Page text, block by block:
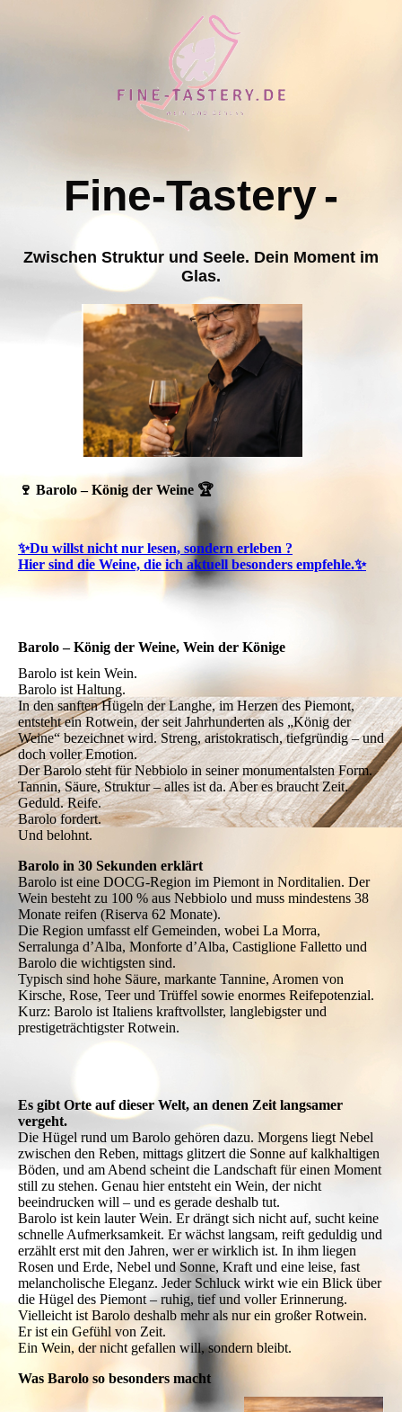
Fine-Tastery-
Zwischen Struktur und Seele. Dein Moment im
Glas.
🍷 Barolo – König der Weine 🏆
✨Du willst nicht nur lesen, sondern erleben ?
Hier sind die Weine, die ich aktuell besonders empfehle.✨
Barolo – König der Weine, Wein der Könige
Barolo ist kein Wein.
Barolo ist Haltung.
In den sanften Hügeln der Langhe, im Herzen des Piemont,
entsteht ein Rotwein, der seit Jahrhunderten als „König der
Weine“ bezeichnet wird. Streng, aristokratisch, tiefgründig – und
doch voller Emotion.
Der Barolo steht für Nebbiolo in seiner monumentalsten Form.
Tannin, Säure, Struktur – alles ist da. Aber es braucht Zeit.
Geduld. Reife.
Barolo fordert.
Und belohnt.
Barolo in 30 Sekunden erklärt
Barolo ist eine DOCG-Region im Piemont in Norditalien. Der
Wein besteht zu 100 % aus Nebbiolo und muss mindestens 38
Monate reifen (Riserva 62 Monate).
Die Region umfasst elf Gemeinden, wobei La Morra,
Serralunga d’Alba, Monforte d’Alba, Castiglione Falletto und
Barolo die wichtigsten sind.
Typisch sind hohe Säure, markante Tannine, Aromen von
Kirsche, Rose, Teer und Trüffel sowie enormes Reifepotenzial.
Kurz: Barolo ist Italiens kraftvollster, langlebigster und
prestigeträchtigster Rotwein.
Es gibt Orte auf dieser Welt, an denen Zeit langsamer
vergeht.
Die Hügel rund um Barolo gehören dazu. Morgens liegt Nebel
zwischen den Reben, mittags glitzert die Sonne auf kalkhaltigen
Böden, und am Abend scheint die Landschaft für einen Moment
still zu stehen. Genau hier entsteht ein Wein, der nicht
beeindrucken will – und es gerade deshalb tut.
Barolo ist kein lauter Wein. Er drängt sich nicht auf, sucht keine
schnelle Aufmerksamkeit. Er wächst langsam, reift geduldig und
erzählt erst mit den Jahren, wer er wirklich ist. In ihm liegen
Rosen und Erde, Nebel und Sonne, Kraft und eine leise, fast
melancholische Eleganz. Jeder Schluck wirkt wie ein Blick über
die Hügel des Piemont – ruhig, tief und voller Erinnerung.
Vielleicht ist Barolo deshalb mehr als nur ein großer Rotwein.
Er ist ein Gefühl von Zeit.
Ein Wein, der nicht gefallen will, sondern bleibt.
Was Barolo so besonders macht